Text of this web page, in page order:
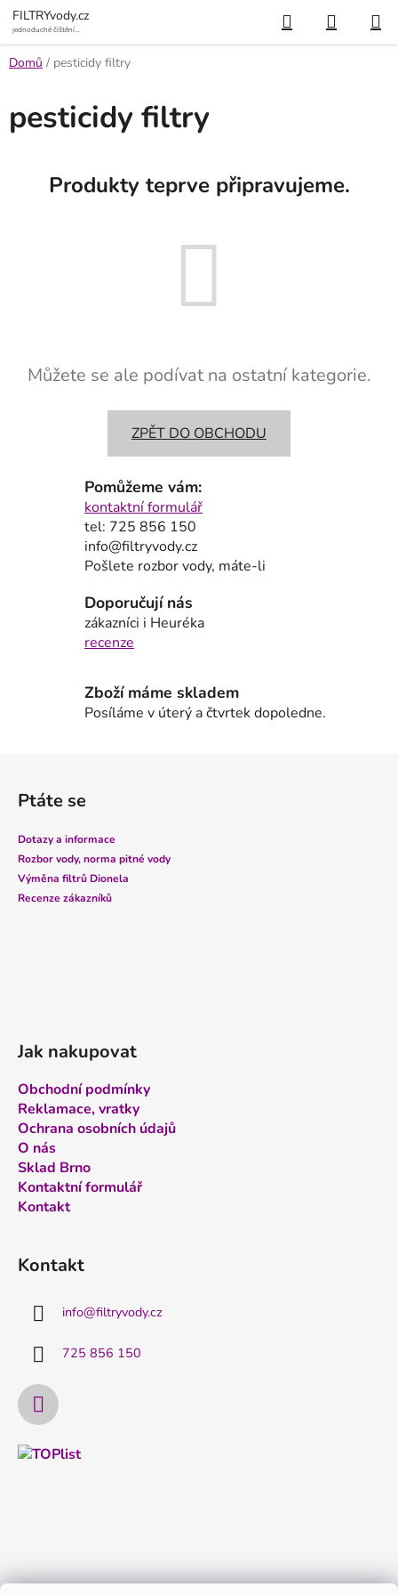
Přejít
na
obsah
FILTRYvody.cz
jednoduché čištění
Hledat
KOŠÍK
Domů / pesticidy filtry
pesticidy filtry
Produkty teprve připravujeme.
Můžete se ale podívat na ostatní kategorie.
ZPĚT DO OBCHODU
Pomůžeme vám:
kontaktní formulář
tel: 725 856 150
info@filtryvody.cz
Pošlete rozbor vody, máte-li
Doporučují nás
zákazníci i Heuréka
recenze
Zboží máme skladem
Posíláme v úterý a čtvrtek dopoledne.
Ptáte se
Dotazy a informace
Rozbor vody, norma pitné vody
Výměna filtrů Dionela
Recenze zákazníků
Jak nakupovat
Obchodní podmínky
Reklamace, vratky
Ochrana osobních údajů
O nás
Sklad Brno
Kontaktní formulář
Kontakt
Kontakt
info@filtryvody.cz
725 856 150